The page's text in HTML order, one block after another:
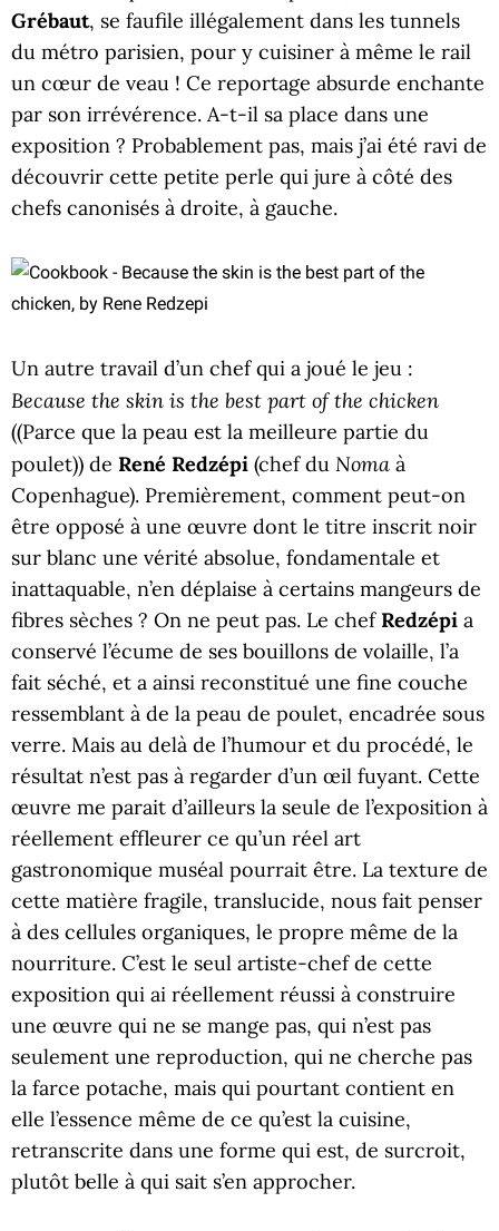
Grébaut, se faufile illégalement dans les tunnels
du métro parisien, pour y cuisiner à même le rail
un cœur de veau ! Ce reportage absurde enchante
par son irrévérence. A-t-il sa place dans une
exposition ? Probablement pas, mais j’ai été ravi de
découvrir cette petite perle qui jure à côté des
chefs canonisés à droite, à gauche.
Un autre travail d’un chef qui a joué le jeu :
Because the skin is the best part of the chicken
((Parce que la peau est la meilleure partie du
poulet)) de René Redzépi (chef du Noma à
Copenhague). Premièrement, comment peut-on
être opposé à une œuvre dont le titre inscrit noir
sur blanc une vérité absolue, fondamentale et
inattaquable, n’en déplaise à certains mangeurs de
fibres sèches ? On ne peut pas. Le chefRedzépi a
conservé l’écume de ses bouillons de volaille, l’a
fait séché, et a ainsi reconstitué une fine couche
ressemblant à de la peau de poulet, encadrée sous
verre. Mais au delà de l’humour et du procédé, le
résultat n’est pas à regarder d’un œil fuyant. Cette
œuvre me parait d’ailleurs la seule de l’exposition à
réellement effleurer ce qu’un réel art
gastronomique muséal pourrait être. La texture de
cette matière fragile, translucide, nous fait penser
à des cellules organiques, le propre même de la
nourriture. C’est le seul artiste-chef de cette
exposition qui ai réellement réussi à construire
une œuvre qui ne se mange pas, qui n’est pas
seulement une reproduction, qui ne cherche pas
la farce potache, mais qui pourtant contient en
elle l’essence même de ce qu’est la cuisine,
retranscrite dans une forme qui est, de surcroit,
plutôt belle à qui sait s’en approcher.